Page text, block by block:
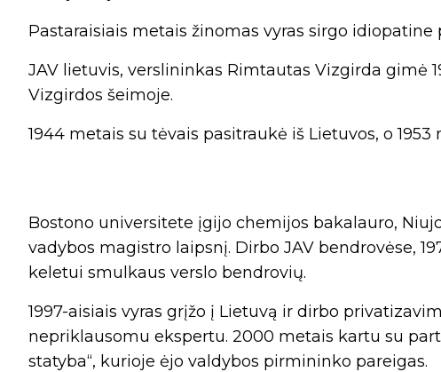
Pastaraisiais metais žinomas vyras sirgo idiopatine
JAV lietuvis, verslininkas Rimtautas Vizgirda gimė
Vizgirdos šeimoje.
1944 metais su tėvais pasitraukė iš Lietuvos, o 1953
Bostono universitete įgijo chemijos bakalauro,
vadybos magistro laipsnį. Dirbo JAV bendrovėse,
keletui smulkaus verslo bendrovių.
1997-aisiais vyras grįžo į Lietuvą ir dirbo
nepriklausomu ekspertu. 2000 metais kartu su
statyba“, kurioje ėjo valdybos pirmininko pareigas.